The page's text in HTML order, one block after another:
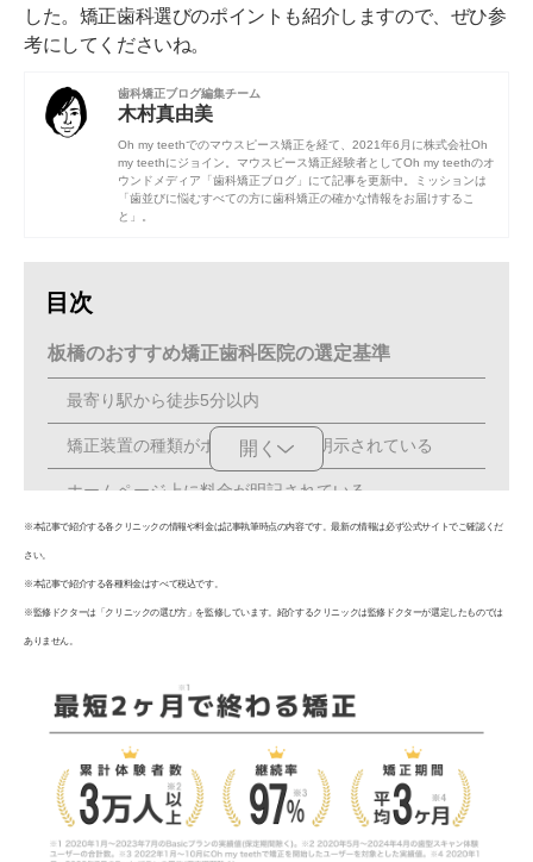
した。矯正歯科選びのポイントも紹介しますので、ぜひ参
考にしてくださいね。
歯科矯正ブログ編集チーム
木村真由美
Oh my teethでのマウスピース矯正を経て、2021年6月に株式会社Oh
my teethにジョイン。マウスピース矯正経験者としてOh my teethのオ
ウンドメディア「歯科矯正ブログ」にて記事を更新中。ミッションは
「歯並びに悩むすべての方に歯科矯正の確かな情報をお届けするこ
と」。
目次
板橋のおすすめ矯正歯科医院の選定基準
最寄り駅から徒歩5分以内
矯正装置の種類がホームページに明示されている
ホームページ上に料金が明記されている
平日夜間や週末も診療している
最低でも2つ以上の矯正歯科に行き比較検討する
東京表参道矯正歯科
東京銀座有楽町矯正歯科
東京新宿矯正歯科
開く
※本記事で紹介する各クリニックの情報や料金は記事執筆時点の内容です。最新の情報は必ず公式サイトでご確認くだ
さい。
※本記事で紹介する各種料金はすべて税込です。
※監修ドクターは「クリニックの選び方」を監修しています。紹介するクリニックは監修ドクターが選定したものでは
ありません。